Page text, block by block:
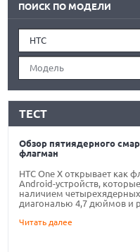
ПОИСК ПО МОДЕЛИ
HTC
Модель
ТЕСТ
Обзор пятиядерного
флагман
HTC One X открывает как
Android-устройств,
наличием
диагональю 4,7 дюймов и
Читать далее